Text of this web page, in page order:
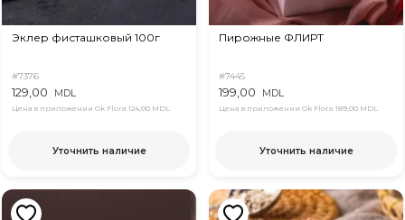
Эклер фисташковый 100г
#7376
129,00 MDL
Цена в приложении Ok Flora 124,00 MDL
Уточнить наличие
Пирожные ФЛИРТ
#7445
199,00 MDL
Цена в приложении Ok Flora 189,00 MDL
Уточнить наличие